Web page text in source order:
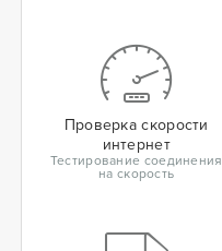
Проверка скорости
интернет
Тестирование соединения
на скорость